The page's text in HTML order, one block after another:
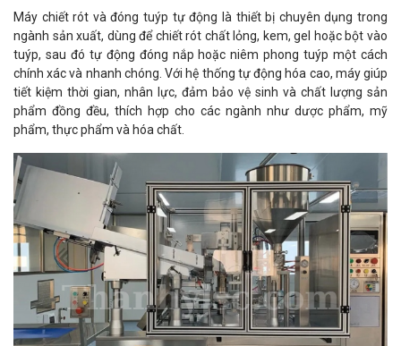
Máy chiết rót và đóng tuýp tự động là thiết bị chuyên dụng trong
ngành sản xuất, dùng để chiết rót chất lỏng, kem, gel hoặc bột vào
tuýp, sau đó tự động đóng nắp hoặc niêm phong tuýp một cách
chính xác và nhanh chóng. Với hệ thống tự động hóa cao, máy giúp
tiết kiệm thời gian, nhân lực, đảm bảo vệ sinh và chất lượng sản
phẩm đồng đều, thích hợp cho các ngành như dược phẩm, mỹ
phẩm, thực phẩm và hóa chất.